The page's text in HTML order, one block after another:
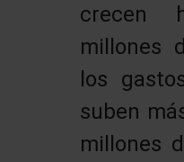
crecen
millones
los
suben
millones